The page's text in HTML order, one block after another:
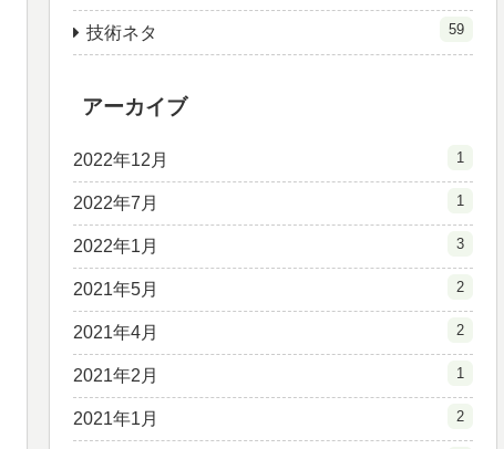
技術ネタ 59
アーカイブ
2022年12月 1
2022年7月 1
2022年1月 3
2021年5月 2
2021年4月 2
2021年2月 1
2021年1月 2